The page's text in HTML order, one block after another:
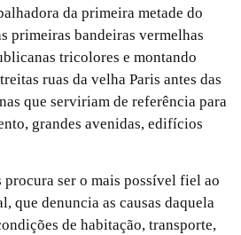
da primeira metade do
primeiras bandeiras vermelhas
tricolores e montando
ruas da velha Paris antes das
que serviriam de referência para
grandes avenidas, edifícios
procura ser o mais possível fiel ao
que denuncia as causas daquela
de habitação, transporte,